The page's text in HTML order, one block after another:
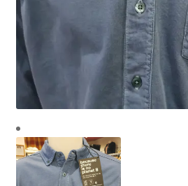
Contact